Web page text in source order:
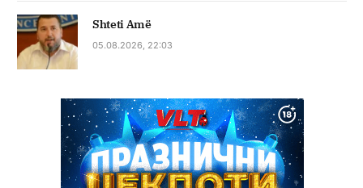
Shteti Amë
05.08.2026, 22:03